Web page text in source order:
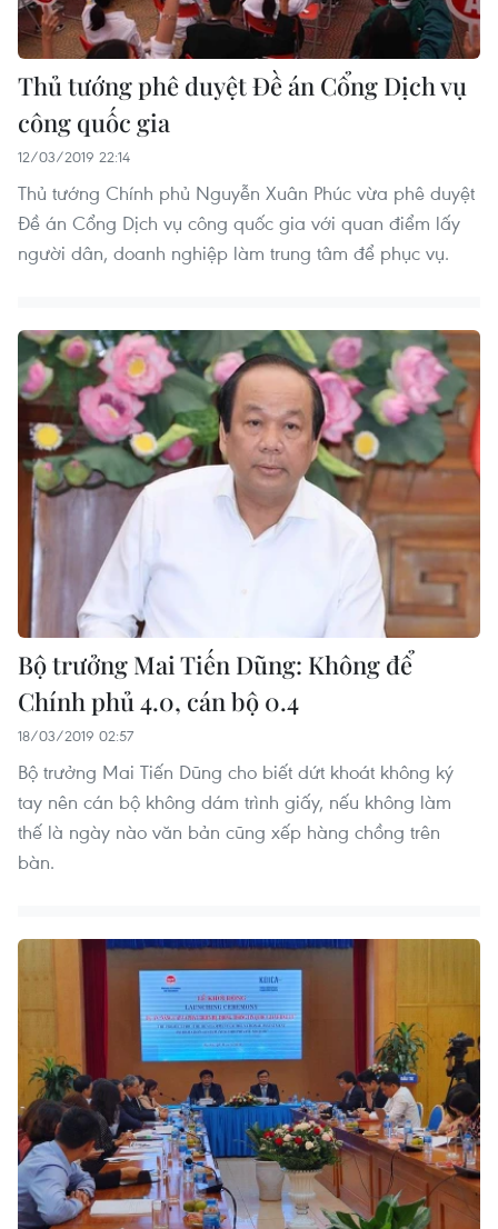
Thủ tướng phê duyệt Đề án Cổng Dịch vụ
công quốc gia
12/03/2019 22:14
Thủ tướng Chính phủ Nguyễn Xuân Phúc vừa phê duyệt
Đề án Cổng Dịch vụ công quốc gia với quan điểm lấy
người dân, doanh nghiệp làm trung tâm để phục vụ.
Bộ trưởng Mai Tiến Dũng: Không để
Chính phủ 4.0, cán bộ 0.4
18/03/2019 02:57
Bộ trưởng Mai Tiến Dũng cho biết dứt khoát không ký
tay nên cán bộ không dám trình giấy, nếu không làm
thế là ngày nào văn bản cũng xếp hàng chồng trên
bàn.